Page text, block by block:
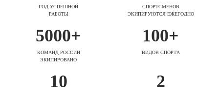
ГОД УСПЕШНОЙ
РАБОТЫ
СПОРТСМЕНОВ
ЭКИПИРУЮТСЯ ЕЖЕГОДНО
5000+
КОМАНД РОССИИ
ЭКИПИРОВАНО
100+
ВИДОВ СПОРТА
10 2